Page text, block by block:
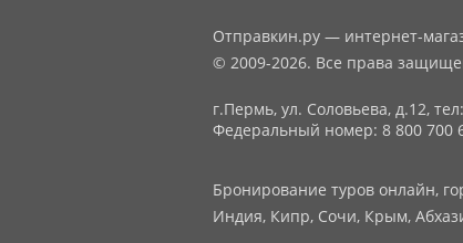
Отправкин.ру — интернет-
© 2009-2026. Все права
г.Пермь, ул. Соловьева, д.12,
Федеральный номер: 8 800 700
Бронирование туров онлайн,
Индия, Кипр, Сочи, Крым,